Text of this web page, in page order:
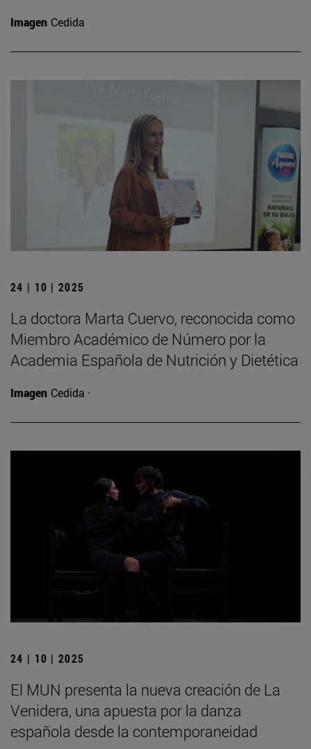
Imagen Cedida
24 | 10 | 2025
La doctora Marta Cuervo, reconocida como
Miembro Académico de Número por la
Academia Española de Nutrición y Dietética
Imagen Cedida ·
24 | 10 | 2025
El MUN presenta la nueva creación de La
Venidera, una apuesta por la danza
española desde la contemporaneidad